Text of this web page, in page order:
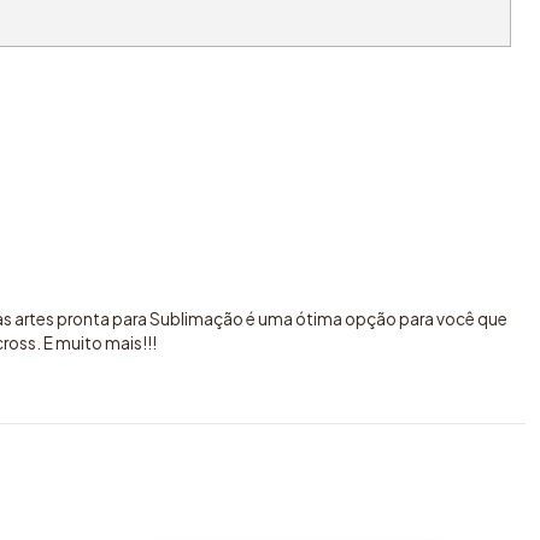
artes pronta para Sublimação é uma ótima opção para você que
E muito mais!!!